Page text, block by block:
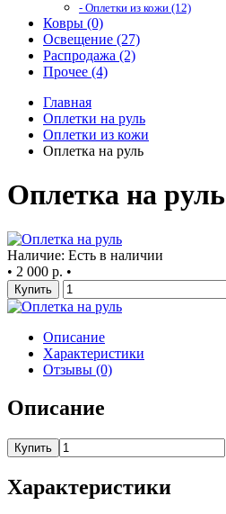
- Оплетки из кожи (12)
Ковры (0)
Освещение (27)
Распродажа (2)
Прочее (4)
Главная
Оплетки на руль
Оплетки из кожи
Оплетка на руль
Оплетка на руль
Наличие: Есть в наличии
• 2 000 р. •
Купить
Описание
Характеристики
Отзывы (0)
Описание
Купить
Характеристики